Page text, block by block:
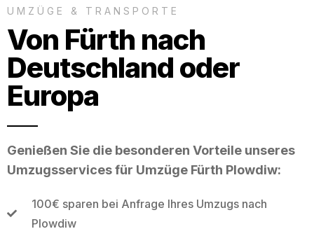
UMZÜGE & TRANSPORTE
Von Fürth nach
Deutschland oder
Europa
Genießen Sie die besonderen Vorteile unseres
Umzugsservices für Umzüge Fürth Plowdiw:
100€ sparen bei Anfrage Ihres Umzugs nach
Plowdiw